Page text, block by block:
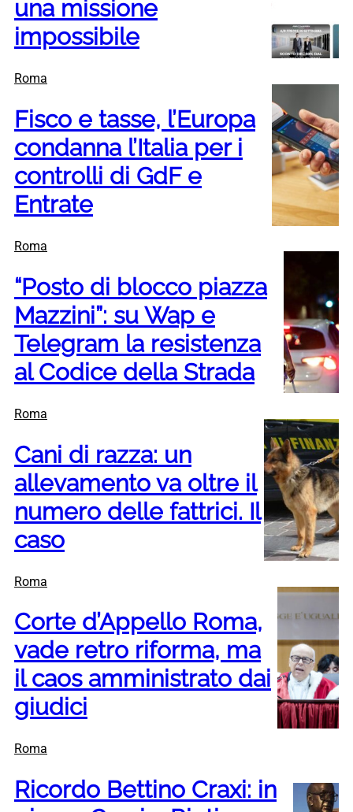
una missione
impossibile
Roma
Fisco e tasse, l’Europa
condanna l’Italia per i
controlli di GdF e
Entrate
Roma
“Posto di blocco piazza
Mazzini”: su Wap e
Telegram la resistenza
al Codice della Strada
Roma
Cani di razza: un
allevamento va oltre il
numero delle fattrici. Il
caso
Roma
Corte d’Appello Roma,
vade retro riforma, ma
il caos amministrato dai
giudici
Roma
Ricordo Bettino Craxi: in